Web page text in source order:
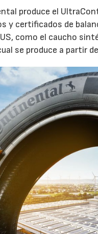
produce el
y certificados de
como el caucho
se produce a partir